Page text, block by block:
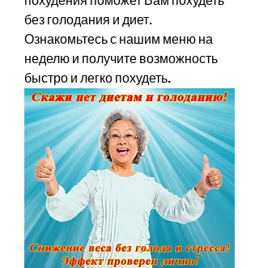
без голодания и диет.
Ознакомьтесь с нашим меню на
неделю и получите возможность
быстро и легко похудеть.